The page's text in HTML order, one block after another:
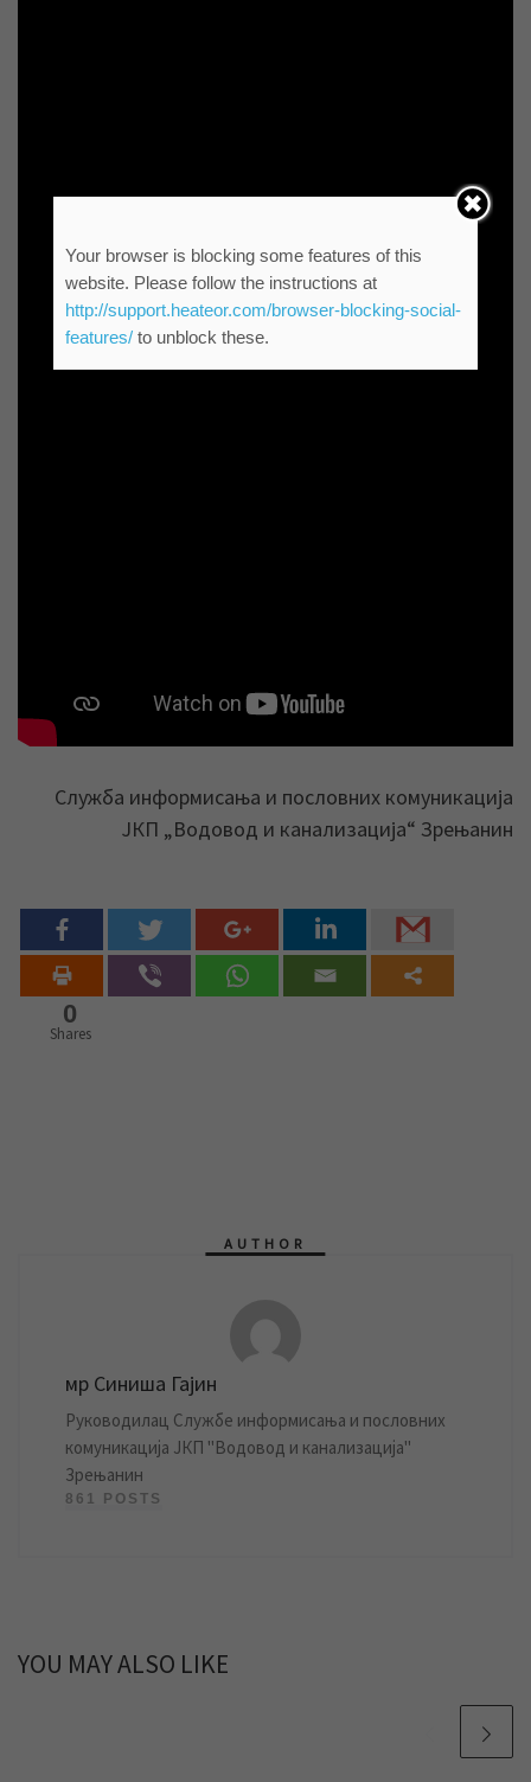
Служба информисања и пословних комуникација
ЈКП „Водовод и канализација“ Зрењанин
0
Shares
AUTHOR
мр Синиша Гајин
Руководилац Службе информисања и пословних
комуникација ЈКП "Водовод и канализација"
Зрењанин
861 POSTS
YOU MAY ALSO LIKE
Your browser is blocking some features of this
website. Please follow the instructions at
http://support.heateor.com/browser-blocking-social-
features/to unblock these.